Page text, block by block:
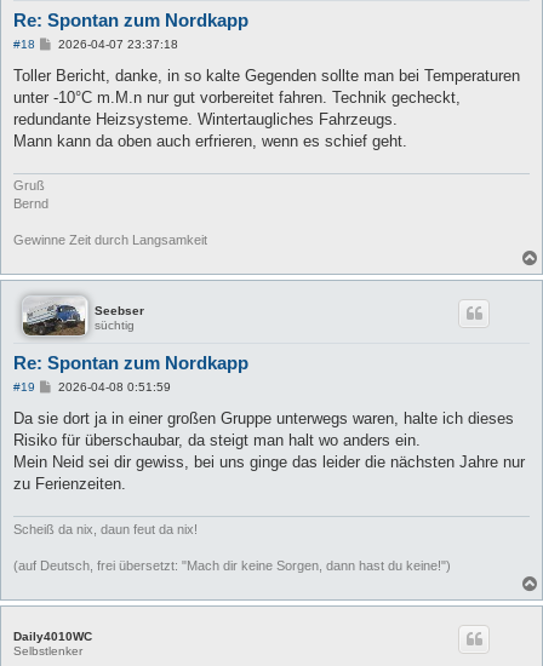
Re: Spontan zum Nordkapp
#18
B
r
a
2026-04-07 23:37:18
Toller Bericht, danke, in so kalte Gegenden sollte man bei Temperaturen
unter -10°C m.M.n nur gut vorbereitet fahren. Technik gecheckt,
redundante Heizsysteme. Wintertaugliches Fahrzeugs.
Mann kann da oben auch erfrieren, wenn es schief geht.
Gruß
Bernd
Gewinne Zeit durch Langsamkeit
Seebser
süchtig
Re: Spontan zum Nordkapp
#19
B
i
r
a
2026-04-08 0:51:59
Da sie dort ja in einer großen Gruppe unterwegs waren, halte ich dieses
Risiko für überschaubar, da steigt man halt wo anders ein.
Mein Neid sei dir gewiss, bei uns ginge das leider die nächsten Jahre nur
zu Ferienzeiten.
Scheiß da nix, daun feut da nix!
(auf Deutsch, frei übersetzt: "Mach dir keine Sorgen, dann hast du keine!")
Daily4010WC
Selbstlenker